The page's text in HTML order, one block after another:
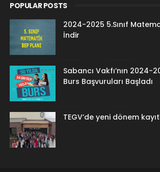
POPULAR POSTS
2024-2025 5.Sınıf
İndir
Sabancı Vakfı’nın 2024-
Burs Başvuruları Başladı
TEGV’de yeni dönem